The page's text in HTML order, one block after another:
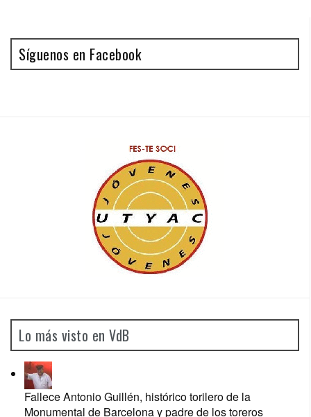
Síguenos en Facebook
Lo más visto en VdB
Fallece Antonio Guillén, histórico torilero de la
Monumental de Barcelona y padre de los toreros